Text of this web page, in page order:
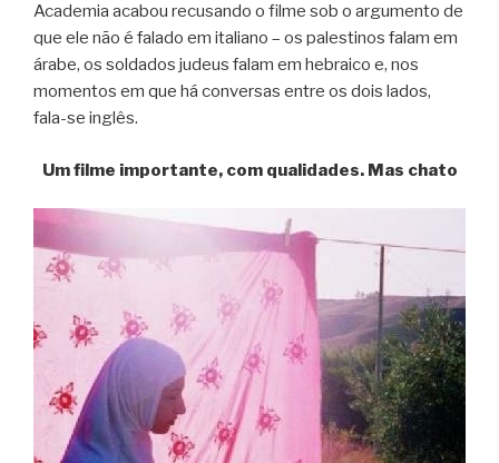
Academia acabou recusando o filme sob o argumento de
que ele não é falado em italiano – os palestinos falam em
árabe, os soldados judeus falam em hebraico e, nos
momentos em que há conversas entre os dois lados,
fala-se inglês.
Um filme importante, com qualidades. Mas chato